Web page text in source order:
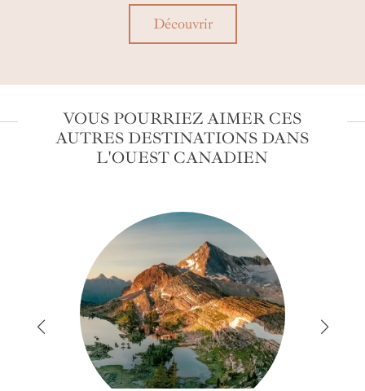
Découvrir
VOUS POURRIEZ AIMER CES
AUTRES DESTINATIONS DANS
L'OUEST CANADIEN